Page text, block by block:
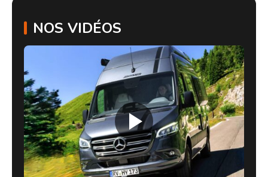
NOS VIDÉOS